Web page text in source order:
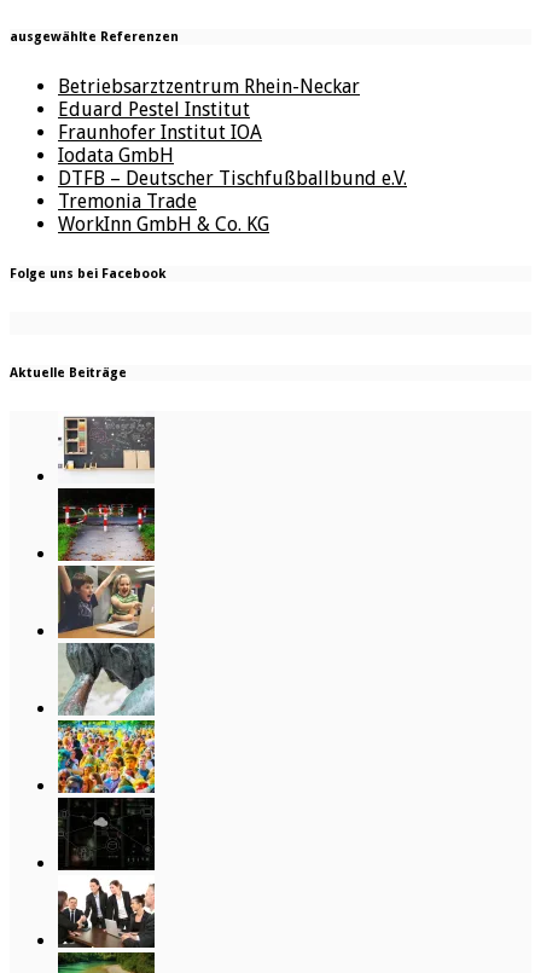
ausgewählte Referenzen
Betriebsarztzentrum Rhein-Neckar
Eduard Pestel Institut
Fraunhofer Institut IOA
Iodata GmbH
DTFB – Deutscher Tischfußballbund e.V.
Tremonia Trade
WorkInn GmbH & Co. KG
Folge uns bei Facebook
Aktuelle Beiträge